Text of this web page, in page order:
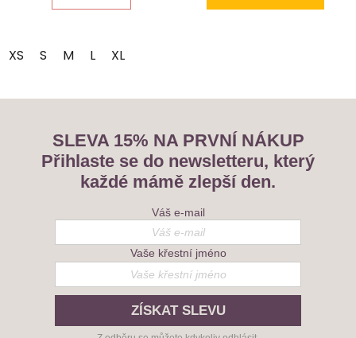
XS S M L XL
SLEVA 15% NA PRVNÍ NÁKUP
Přihlaste se do newsletteru, který
každé mámě zlepší den.
Váš e-mail
Vaše křestní jméno
ZÍSKAT SLEVU